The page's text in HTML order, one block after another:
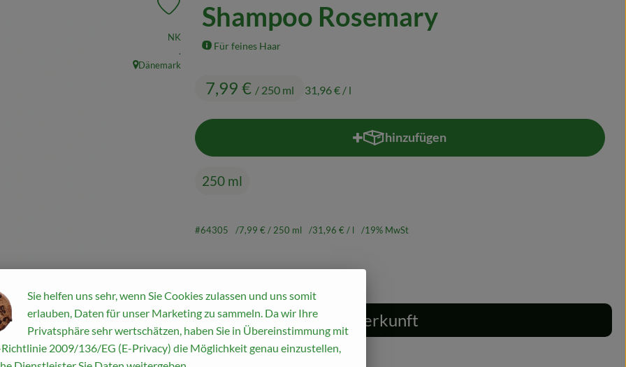
Shampoo Rosemary
Für feines Haar
7,99 € / 250 ml 31,96 € / l
Produkt zu Favouriten hinzufügen
, Verband:
NK
, Kontrollstelle:
.
, Herkunft:
Dänemark
hinzufügen
Produkt zum Warenkorb hinzufügen
250 ml
#64305 7,99 € / 250 ml 31,96 € / l 19% MwSt
Rezepte
Herkunft
passenden Rezepte gefunden.
Sie helfen uns sehr, wenn Sie Cookies zulassen und uns somit
erlauben, Daten für unser Marketing zu sammeln. Da wir Ihre
Privatsphäre sehr wertschätzen, haben Sie in Übereinstimmung mit
2009/136/EG (E-Privacy) die Möglichkeit genau einzustellen,